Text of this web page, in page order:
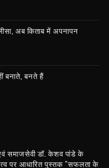
अब किताब में अपनापन
बनाते, बनते हैं
समाजसेवी डॉ. केशव पांडे के
पर आधारित पुस्तक "सफलता के